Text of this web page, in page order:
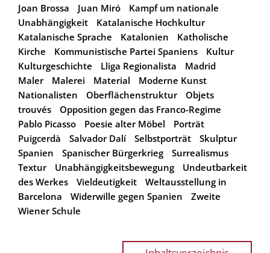
Joan Brossa
Juan Miró
Kampf um nationale
Unabhängigkeit
Katalanische Hochkultur
Katalanische Sprache
Katalonien
Katholische
Kirche
Kommunistische Partei Spaniens
Kultur
Kulturgeschichte
Lliga Regionalista
Madrid
Maler
Malerei Material
Moderne Kunst
Nationalisten
Oberflächenstruktur
Objets
trouvés
Opposition gegen das Franco-Regime
Pablo Picasso
Poesie alter Möbel
Porträt
Puigcerdà
Salvador Dalí Selbstporträt
Skulptur
Spanien
Spanischer Bürgerkrieg
Surrealismus
Textur
Unabhängigkeitsbewegung
Undeutbarkeit
des Werkes
Vieldeutigkeit
Weltausstellung in
Barcelona
Widerwille gegen Spanien
Zweite
Wiener Schule